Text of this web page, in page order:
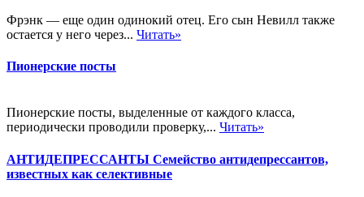
Фрэнк — еще один одинокий отец. Его сын Невилл также
остается у него через... Читать»
Пионерские посты
Пионерские посты, выделенные от каждого класса,
периодически проводили проверку,... Читать»
АНТИДЕПРЕССАНТЫ Семейство антидепрессантов,
известных как селективные